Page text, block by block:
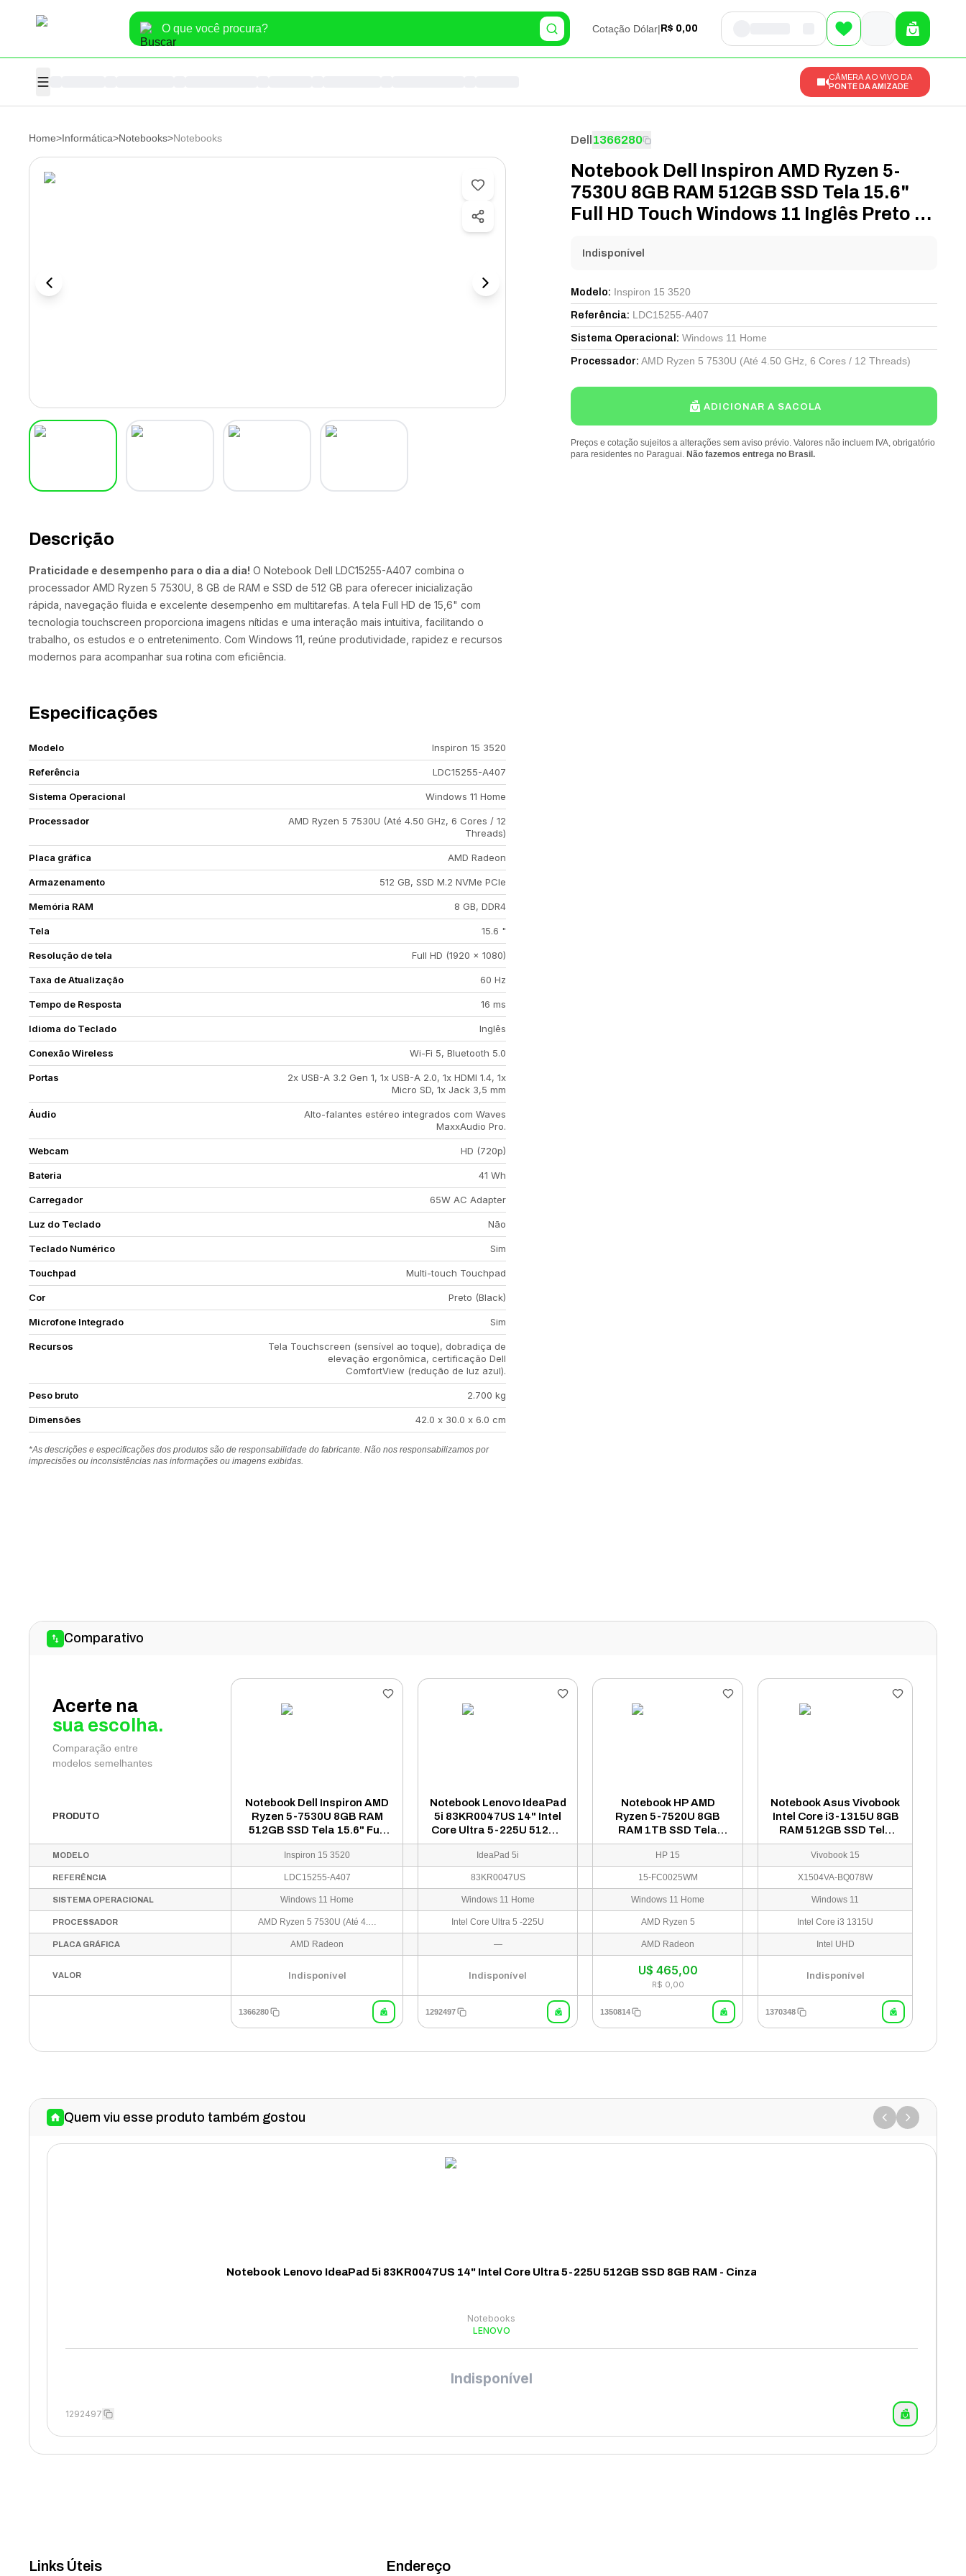
Cotação Dólar| R$ 0,00
CÂMERA AO VIVO DA
PONTE DA AMIZADE
Home>Informática>Notebooks>Notebooks
Descrição
Praticidade e desempenho para o dia a dia! O Notebook Dell LDC15255-A407 combina o
processador AMD Ryzen 5 7530U, 8 GB de RAM e SSD de 512 GB para oferecer inicialização
rápida, navegação fluida e excelente desempenho em multitarefas. A tela Full HD de 15,6" com
tecnologia touchscreen proporciona imagens nítidas e uma interação mais intuitiva, facilitando o
trabalho, os estudos e o entretenimento. Com Windows 11, reúne produtividade, rapidez e recursos
modernos para acompanhar sua rotina com eficiência.
Especificações
Modelo Inspiron 15 3520
Referência LDC15255-A407
Sistema Operacional Windows 11 Home
Processador
AMD Ryzen 5 7530U (Até 4.50 GHz, 6 Cores / 12
Threads)
Placa gráfica AMD Radeon
Armazenamento 512 GB, SSD M.2 NVMe PCIe
Memória RAM 8 GB, DDR4
Tela 15.6 "
Resolução de tela Full HD (1920 x 1080)
Taxa de Atualização 60 Hz
Tempo de Resposta 16 ms
Idioma do Teclado Inglês
Conexão Wireless Wi-Fi 5, Bluetooth 5.0
Portas
2x USB-A 3.2 Gen 1, 1x USB-A 2.0, 1x HDMI 1.4, 1x
Micro SD, 1x Jack 3,5 mm
Áudio
Alto-falantes estéreo integrados com Waves
MaxxAudio Pro.
Webcam HD (720p)
Bateria 41 Wh
Carregador 65W AC Adapter
Luz do Teclado Não
Teclado Numérico Sim
Touchpad Multi-touch Touchpad
Cor Preto (Black)
Microfone Integrado Sim
Recursos
Tela Touchscreen (sensível ao toque), dobradiça de
elevação ergonômica, certificação Dell
ComfortView (redução de luz azul).
Peso bruto 2.700 kg
Dimensões 42.0 x 30.0 x 6.0 cm
*As descrições e especificações dos produtos são de responsabilidade do fabricante. Não nos responsabilizamos por
imprecisões ou inconsistências nas informações ou imagens exibidas.
Dell1366280
Notebook Dell Inspiron AMD Ryzen 5-
7530U 8GB RAM 512GB SSD Tela 15.6"
Full HD Touch Windows 11 Inglês Preto -
Indisponível
Modelo: Inspiron 15 3520
Referência: LDC15255-A407
Sistema Operacional : Windows 11 Home
Processador: AMD Ryzen 5 7530U (Até 4.50 GHz, 6 Cores / 12 Threads)
ADICIONAR A SACOLA
Preços e cotação sujeitos a alterações sem aviso prévio. Valores não incluem IVA, obrigatório
para residentes no Paraguai. Não fazemos entrega no Brasil.
Comparativo
Acerte na
sua escolha.
Comparação entre
modelos semelhantes
PRODUTO
Notebook Dell Inspiron AMD
Ryzen 5-7530U 8GB RAM
512GB SSD Tela 15.6" Full
HD Touch Windows 11 Inglês
Preto - LDC15255-A407
Notebook Lenovo IdeaPad
5i 83KR0047US 14" Intel
Core Ultra 5-225U 512GB
SSD 8GB RAM - Cinza
Notebook HP AMD
Ryzen 5-7520U 8GB
RAM 1TB SSD Tela
15.6" Full HD Touch
Windows 11 Inglês
Notebook Asus Vivobook
Intel Core i3-1315U 8GB
RAM 512GB SSD Tela
15.6" Full HD Windows 11
Espanhol Azul -
MODELO Inspiron 15 3520 IdeaPad 5i HP 15 Vivobook 15
REFERÊNCIA LDC15255-A407 83KR0047US 15-FC0025WM X1504VA-BQ078W
SISTEMA OPERACIONAL Windows 11 Home Windows 11 Home Windows 11 Home Windows 11
PROCESSADOR AMD Ryzen 5 7530U (Até 4.50 GHz, 6 Cores / 12 Threads) Intel Core Ultra 5 -225U AMD Ryzen 5 Intel Core i3 1315U
PLACA GRÁFICA AMD Radeon — AMD Radeon Intel UHD
VALOR Indisponível Indisponível U$ 465,00
R$ 0,00
Indisponível
1366280 1292497 1350814 1370348
Quem viu esse produto também gostou
Notebook Lenovo IdeaPad 5i 83KR0047US 14" Intel Core Ultra 5-225U 512GB SSD 8GB RAM - Cinza
Notebooks
LENOVO
Indisponível
1292497
Links Úteis Endereço